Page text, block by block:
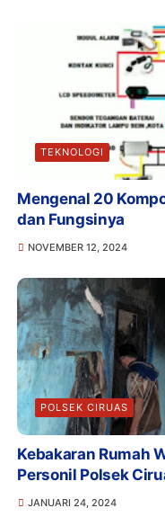
TEKNOLOGI
Mengenal 20
dan Fungsinya
NOVEMBER 12, 2024
POLSEK CIRUAS
Kebakaran Rumah
Personil Polsek
JANUARI 24, 2024